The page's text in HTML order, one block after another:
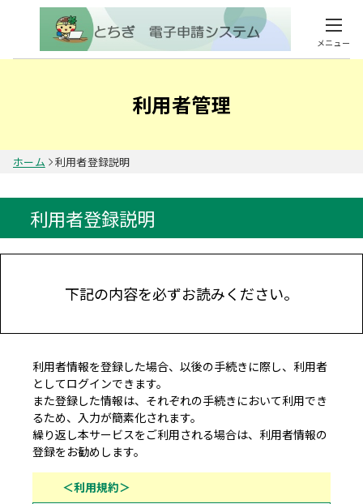
メニュー
利用者管理
ホーム 利用者登録説明
利用者登録説明
下記の内容を必ずお読みください。
利用者情報を登録した場合、以後の手続きに際し、利用者
としてログインできます。
また登録した情報は、それぞれの手続きにおいて利用でき
るため、入力が簡素化されます。
繰り返し本サービスをご利用される場合は、利用者情報の
登録をお勧めします。
＜利用規約＞